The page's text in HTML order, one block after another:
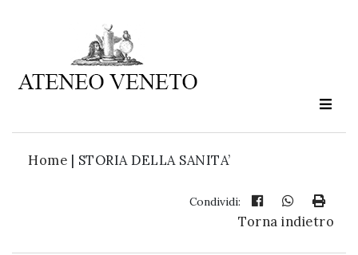
Home | STORIA DELLA SANITA’
Condividi:
Torna indietro
Ateneo
è
cultura